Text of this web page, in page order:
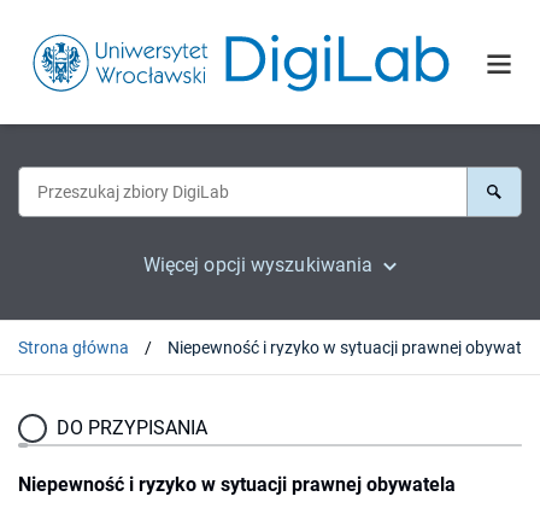
Więcej opcji wyszukiwania
Strona główna Niepewność i ryzyko w sytuacji prawnej
DO PRZYPISANIA
Niepewność i ryzyko w sytuacji prawnej obywatela